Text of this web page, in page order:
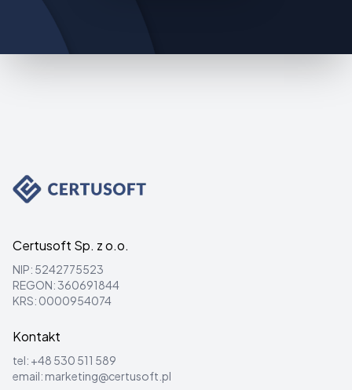
Certusoft Sp. z o.o.
NIP: 5242775523
REGON: 360691844
KRS: 0000954074
Kontakt
tel: +48 530 511 589
email: marketing@certusoft.pl